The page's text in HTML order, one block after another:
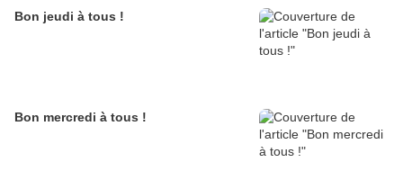
Bon jeudi à tous !
Bon mercredi à tous !